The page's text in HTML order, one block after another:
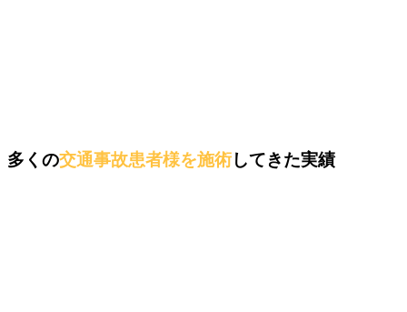
多くの交通事故患者様を施術してきた実績